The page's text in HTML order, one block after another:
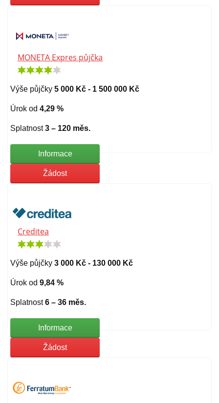
MONETA Expres půjčka
Výše půjčky 5 000 Kč - 1 500 000 Kč
Úrok od 4,29 %
Splatnost 3 – 120 měs.
Informace
Žádost
Creditea
Výše půjčky 3 000 Kč - 130 000 Kč
Úrok od 9,84 %
Splatnost 6 – 36 měs.
Informace
Žádost